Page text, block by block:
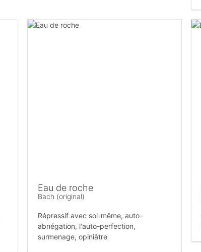
Eau de roche
Bach (original)
Répressif avec soi-même, auto-
abnégation, l'auto-perfection,
surmenage, opiniâtre